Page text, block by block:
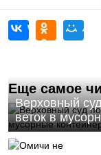
Еще самое
Верховный
веток в